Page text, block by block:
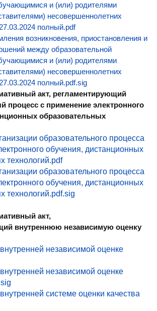
и (или) родителями
несовершеннолетних
полный.pdf
возникновения, приостановления и
между образовательной
и (или) родителями
несовершеннолетних
полный.pdf.sig
акт, регламентирующий
процесс с применение электронного
образовательных
образовательного процесса
обучения, дистанционных
технологий.pdf
образовательного процесса
обучения, дистанционных
технологий.pdf.sig
акт,
внутреннюю независимую оценку
независимой оценке
независимой оценке
системе оценки качества